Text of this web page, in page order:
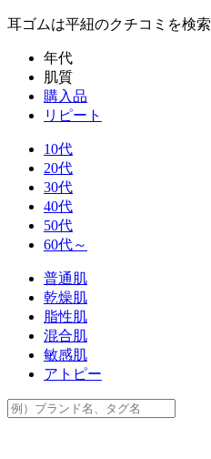
耳ゴムは平紐のクチコミを検索
年代
肌質
購入品
リピート
10代
20代
30代
40代
50代
60代～
普通肌
乾燥肌
脂性肌
混合肌
敏感肌
アトピー